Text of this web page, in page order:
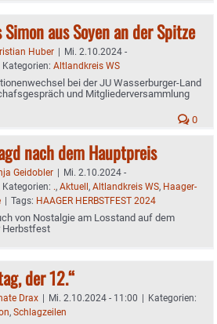
Simon aus Soyen an der Spitze
Huber | Mi. 2.10.2024 -
Kategorien: Altlandkreis WS
bei der JU Wasserburger-Land
und Mitgliederversammlung
0
nach dem Hauptpreis
Geidobler | Mi. 2.10.2024 -
Kategorien: ., Aktuell, Altlandkreis WS, Haager-
| Tags: HAAGER HERBSTFEST 2024
von Nostalgie am Losstand auf dem
Herbstfest
der 12.“
Drax | Mi. 2.10.2024 - 11:00 | Kategorien:
, Schlagzeilen